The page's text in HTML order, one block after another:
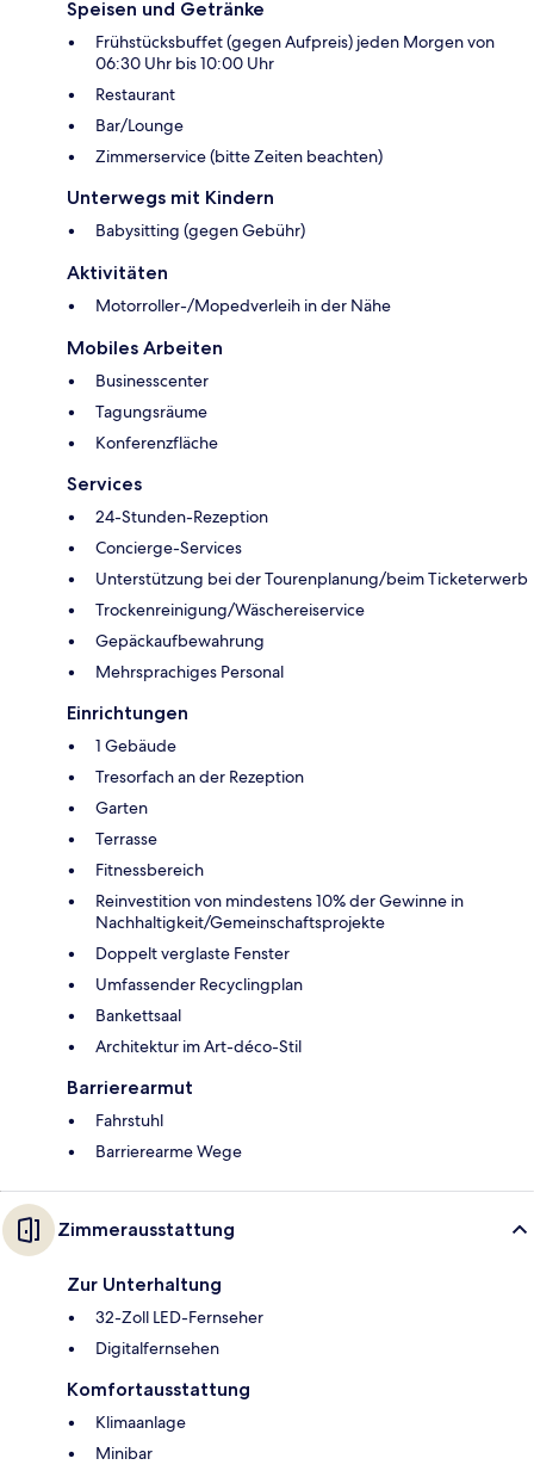
Speisen und Getränke
Frühstücksbuffet (gegen Aufpreis) jeden Morgen von
06:30 Uhr bis 10:00 Uhr
Restaurant
Bar/Lounge
Zimmerservice (bitte Zeiten beachten)
Unterwegs mit Kindern
Babysitting (gegen Gebühr)
Aktivitäten
Motorroller-/Mopedverleih in der Nähe
Mobiles Arbeiten
Businesscenter
Tagungsräume
Konferenzfläche
Services
24-Stunden-Rezeption
Concierge-Services
Unterstützung bei der Tourenplanung/beim Ticketerwerb
Trockenreinigung/Wäschereiservice
Gepäckaufbewahrung
Mehrsprachiges Personal
Einrichtungen
1 Gebäude
Tresorfach an der Rezeption
Garten
Terrasse
Fitnessbereich
Reinvestition von mindestens 10% der Gewinne in
Nachhaltigkeit/Gemeinschaftsprojekte
Doppelt verglaste Fenster
Umfassender Recyclingplan
Bankettsaal
Architektur im Art-déco-Stil
Barrierearmut
Fahrstuhl
Barrierearme Wege
Zimmerausstattung
Zur Unterhaltung
32-Zoll LED-Fernseher
Digitalfernsehen
Komfortausstattung
Klimaanlage
Minibar